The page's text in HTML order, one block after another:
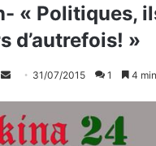
« Politiques,
d’autrefois! »
v
o
31/07/2015 1 4